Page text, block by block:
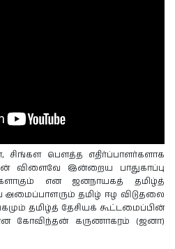
சிங்கள பௌத்த எதிர்ப்பாளர்களாக
விளைவே இன்றைய பாதுகாப்பு
என ஜனநாயகத் தமிழ்த்
அமைப்பாளரும் தமிழ் ஈழ விடுதலை
தமிழ்த் தேசியக் கூட்டமைப்பின்
கோவிந்தன் கருணாகரம் (ஜனா)